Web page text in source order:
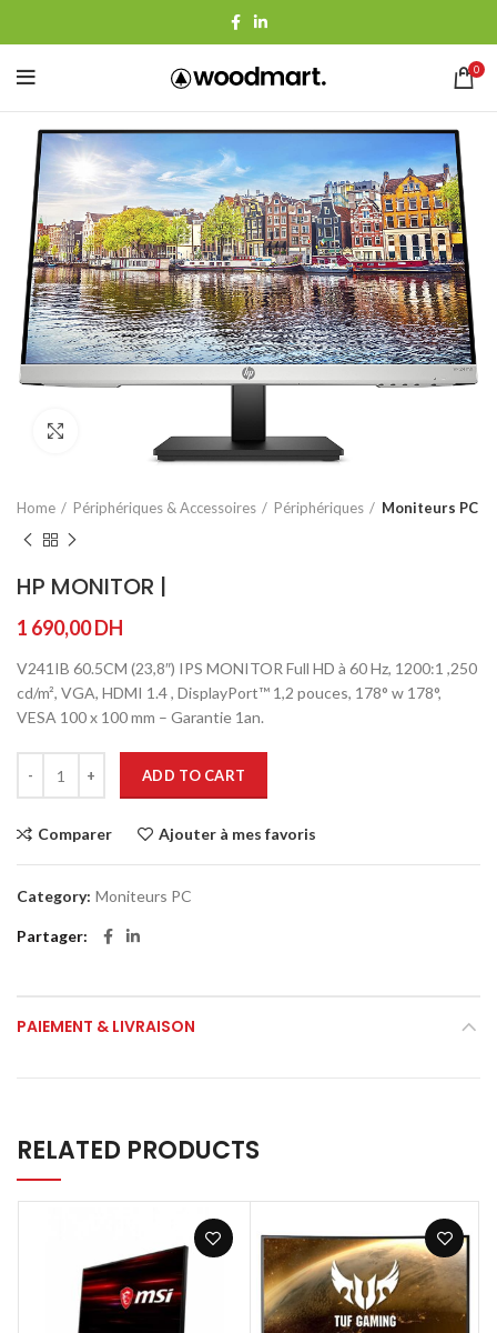
0
Home Périphériques & Accessoires Périphériques Moniteurs PC
HP MONITOR |
1 690,00DH
V241IB 60.5CM (23,8″) IPS MONITOR Full HD à 60 Hz, 1200:1 ,250
cd/m², VGA, HDMI 1.4 , DisplayPort™ 1,2 pouces, 178° w 178°,
VESA 100 x 100 mm – Garantie 1an.
ADD TO CART
Comparer Ajouter à mes favoris
Category: Moniteurs PC
Partager
PAIEMENT & LIVRAISON
RELATED PRODUCTS